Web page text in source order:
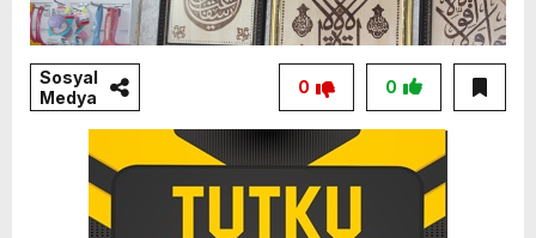
Sosyal
Medya
0
0